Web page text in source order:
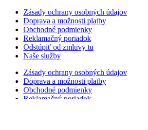
Zásady ochrany osobných údajov
Doprava a možnosti platby
Obchodné podmienky
Reklamačný poriadok
Odstúpiť od zmluvy tu
Naše služby
Zásady ochrany osobných údajov
Doprava a možnosti platby
Obchodné podmienky
Reklamačný poriadok